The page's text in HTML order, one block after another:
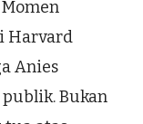
Momen
Harvard
Anies
Bukan